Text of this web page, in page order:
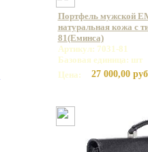
Портфель мужской
натуральная кожа с
81(Еминса)
Артикул: 7031-81
Базовая единица: шт
Цена:
27 000,00